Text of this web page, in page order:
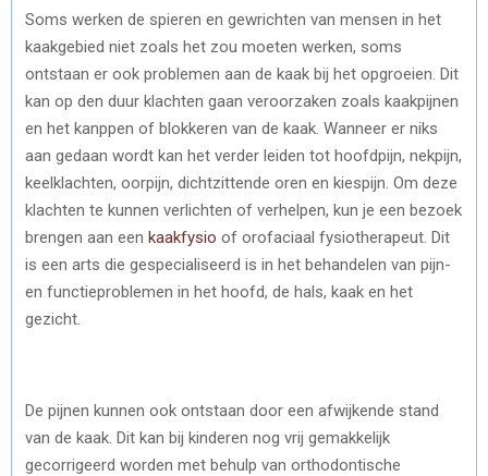
Soms werken de spieren en gewrichten van mensen in het
kaakgebied niet zoals het zou moeten werken, soms
ontstaan er ook problemen aan de kaak bij het opgroeien. Dit
kan op den duur klachten gaan veroorzaken zoals kaakpijnen
en het kanppen of blokkeren van de kaak. Wanneer er niks
aan gedaan wordt kan het verder leiden tot hoofdpijn, nekpijn,
keelklachten, oorpijn, dichtzittende oren en kiespijn. Om deze
klachten te kunnen verlichten of verhelpen, kun je een bezoek
brengen aan een kaakfysio of orofaciaal fysiotherapeut. Dit
is een arts die gespecialiseerd is in het behandelen van pijn-
en functieproblemen in het hoofd, de hals, kaak en het
gezicht.
De pijnen kunnen ook ontstaan door een afwijkende stand
van de kaak. Dit kan bij kinderen nog vrij gemakkelijk
gecorrigeerd worden met behulp van orthodontische